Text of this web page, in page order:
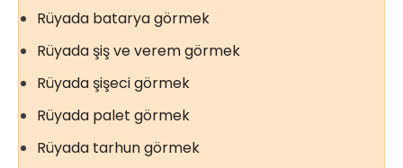
Rüyada batarya görmek
Rüyada şiş ve verem görmek
Rüyada şişeci görmek
Rüyada palet görmek
Rüyada tarhun görmek